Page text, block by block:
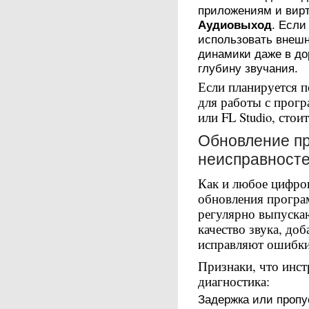
приложениям и
Аудиовыход. Если
использовать
динамики даже в
глубину звучания.
Если планируется
для работы с
или FL Studio,
Обновление
Как и любое
обновления
регулярно
качество звука,
исправляют
Признаки, что
диагностика:
Задержка или